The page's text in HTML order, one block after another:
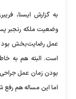
به گزارش ایسنا،
وضعیت ملکه رنجبر
عمل رضایت‌بخش بود
است. البته هم به
بودن زمان عمل
اما این مساله هم رفع